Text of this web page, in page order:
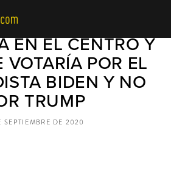
MATTHEI SE
EN EL CENTRO Y
VOTARÍA POR EL
BIDEN Y NO
TRUMP
SEPTIEMBRE DE 2020